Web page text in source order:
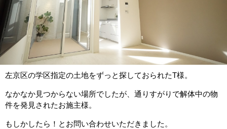
左京区の学区指定の土地をずっと探しておられたT様。
なかなか見つからない場所でしたが、通りすがりで解体中の物
件を発見されたお施主様。
もしかしたら！とお問い合わせいただきました。